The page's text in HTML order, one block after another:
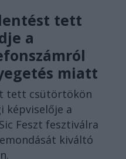
tett
a
miatt
tett csütörtökön
képviselője a
Feszt fesztiválra
kiváltó